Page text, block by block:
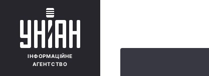
ІНФОРМАЦІЙНЕ
АГЕНТСТВО